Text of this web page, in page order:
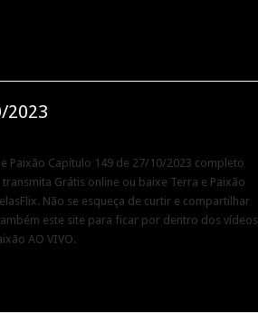
2023
Paixão Capítulo 149 de 27/10/2023 completo
transmita Grátis online ou baixe Terra e Paixão
Não se esqueça de curtir e compartilhar
este site para ficar por dentro dos vídeos
AO VIVO.